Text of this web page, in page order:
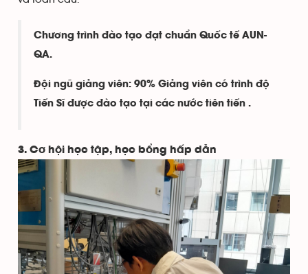
Chương trình đào tạo đạt chuẩn Quốc tế AUN-
QA.
Đội ngũ giảng viên: 90% Giảng viên có trình độ
Tiến Sĩ được đào tạo tại các nước tiên tiến .
3. Cơ hội học tập, học bổng hấp dẫn